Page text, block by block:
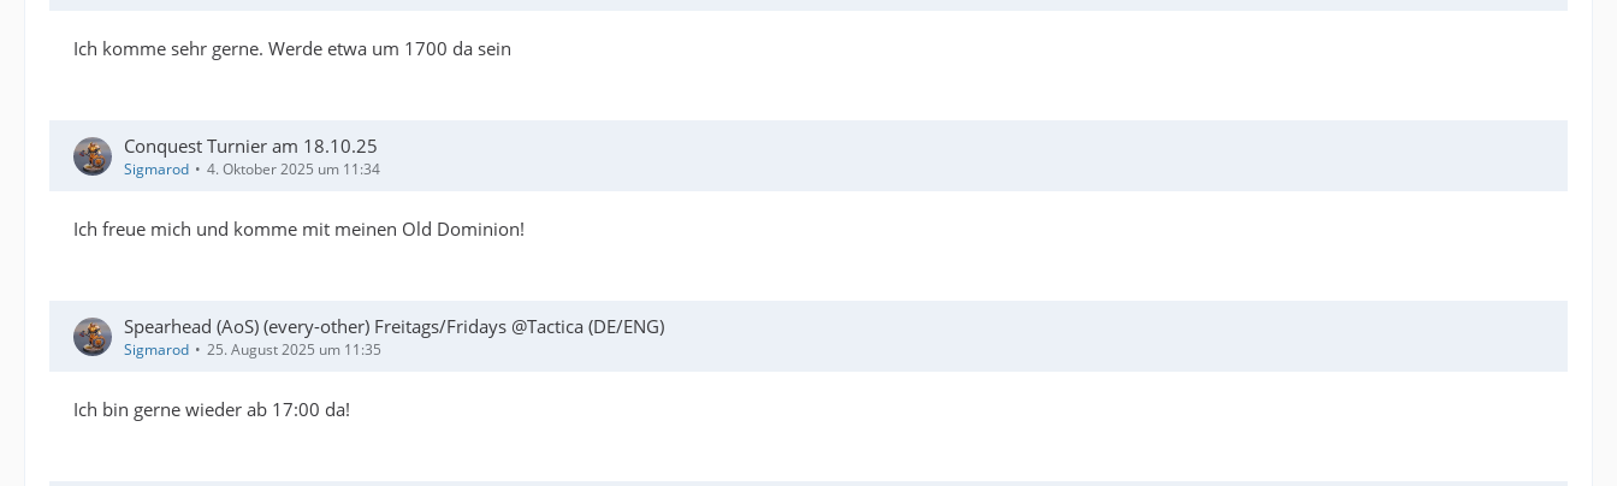
Ich komme sehr gerne. Werde etwa um 1700 da sein
Conquest Turnier am 18.10.25
Sigmarod 4. Oktober 2025 um 11:34
Ich freue mich und komme mit meinen Old Dominion!
Spearhead (AoS) (every-other) Freitags/Fridays @Tactica (DE/ENG)
Sigmarod 25. August 2025 um 11:35
Ich bin gerne wieder ab 17:00 da!